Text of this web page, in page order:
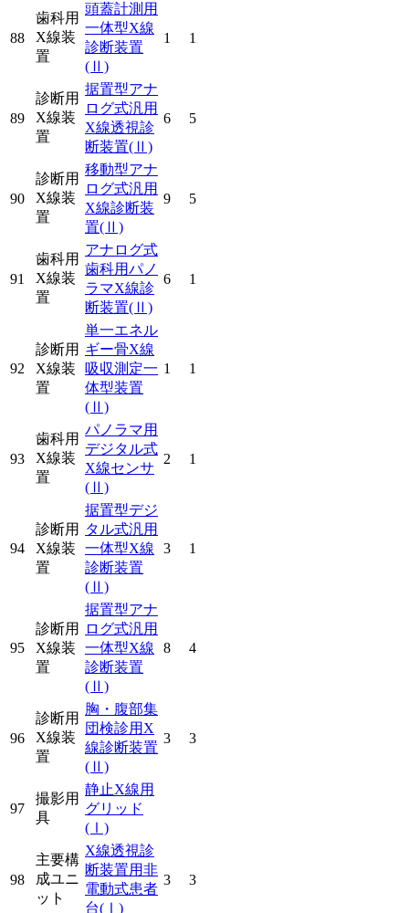
88
歯科用
X線装
置
頭蓋計測用
一体型X線
診断装置
(Ⅱ)
1 1
89
診断用
X線装
置
据置型アナ
ログ式汎用
X線透視診
断装置(Ⅱ)
6 5
90
診断用
X線装
置
移動型アナ
ログ式汎用
X線診断装
置(Ⅱ)
9 5
91
歯科用
X線装
置
アナログ式
歯科用パノ
ラマX線診
断装置(Ⅱ)
6 1
92
診断用
X線装
置
単一エネル
ギー骨X線
吸収測定一
体型装置
(Ⅱ)
1 1
93
歯科用
X線装
置
パノラマ用
デジタル式
X線センサ
(Ⅱ)
2 1
94
診断用
X線装
置
据置型デジ
タル式汎用
一体型X線
診断装置
(Ⅱ)
3 1
95
診断用
X線装
置
据置型アナ
ログ式汎用
一体型X線
診断装置
(Ⅱ)
8 4
96
診断用
X線装
置
胸・腹部集
団検診用X
線診断装置
(Ⅱ)
3 3
97
撮影用
具
静止X線用
グリッド
(Ⅰ)
98
主要構
成ユニ
ット
X線透視診
断装置用非
電動式患者
台(Ⅰ)
3 3